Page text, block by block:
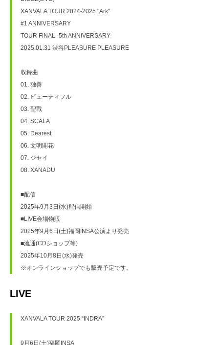
XANVALA TOUR 2024-2025 "Ark"
#1 ANNIVERSARY
TOUR FINAL -5th ANNIVERSARY-
2025.01.31 渋谷PLEASURE PLEASURE
収録曲
01. 独善
02. ビューティフル
03. 聖戰
04. SCALA
05. Dearest
06. 文明開花
07. ジセイ
08. XANADU
■配信
2025年9月3日(水)配信開始
■LIVE会場物販
2025年9月6日(土)福岡INSA公演より発売
■流通(CDショップ等)
2025年10月8日(水)発売
※オンラインショップでも販売予定です。
LIVE
XANVALA TOUR 2025 “INDRA”
9月6日(土)福岡INSA